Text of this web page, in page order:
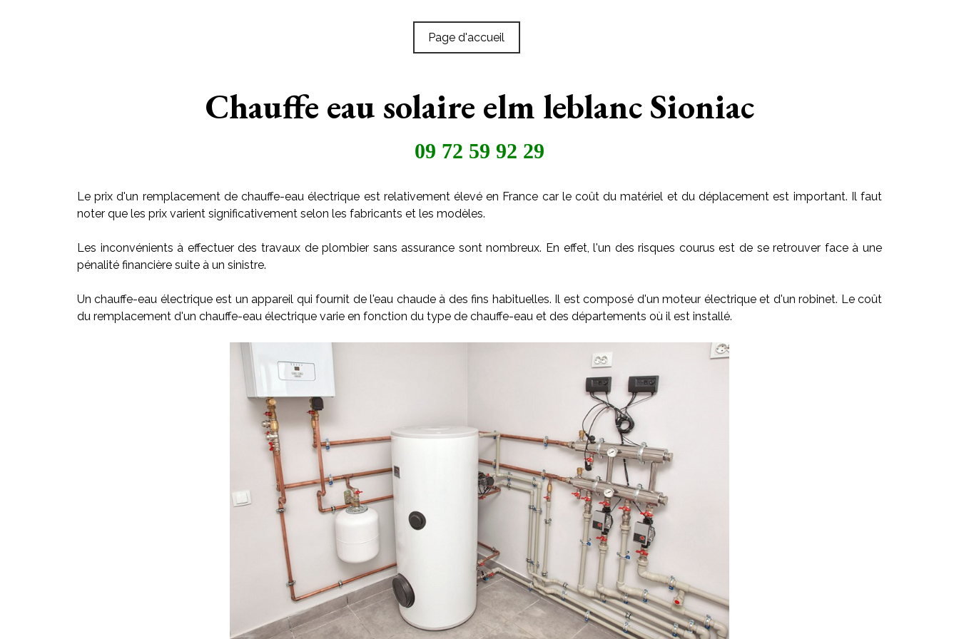
Page d'accueil
Chauffe eau solaire elm leblanc Sioniac
09 72 59 92 29
Le prix d'un remplacement de chauffe-eau électrique est relativement élevé en France car le coût du matériel et du déplacement est important. Il faut
noter que les prix varient significativement selon les fabricants et les modèles.
Les inconvénients à effectuer des travaux de plombier sans assurance sont nombreux. En effet, l'un des risques courus est de se retrouver face à une
pénalité financière suite à un sinistre.
Un chauffe-eau électrique est un appareil qui fournit de l'eau chaude à des fins habituelles. Il est composé d'un moteur électrique et d'un robinet. Le coût
du remplacement d'un chauffe-eau électrique varie en fonction du type de chauffe-eau et des départements où il est installé.